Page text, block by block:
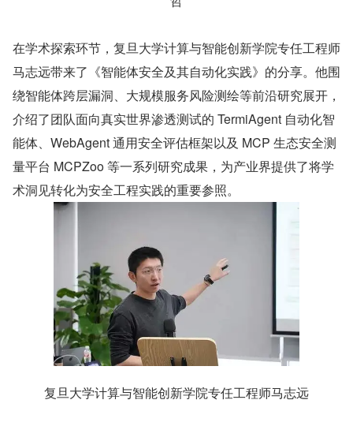
在学术探索环节，复旦大学计算与智能创新学院专任工程师
马志远带来了《智能体安全及其自动化实践》的分享。他围
绕智能体跨层漏洞、大规模服务风险测绘等前沿研究展开，
介绍了团队面向真实世界渗透测试的 TermiAgent 自动化智
能体、WebAgent 通用安全评估框架以及 MCP 生态安全测
量平台 MCPZoo 等一系列研究成果，为产业界提供了将学
术洞见转化为安全工程实践的重要参照。
复旦大学计算与智能创新学院专任工程师马志远